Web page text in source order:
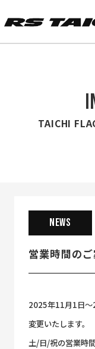
TAICHI
NEWS
営業時間の
2025年11月1日～
変更いたします。
土/日/祝の営業時